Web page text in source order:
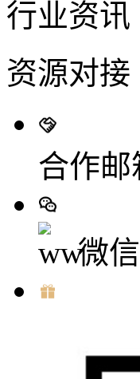
行业资讯
资源对接
合作邮
微